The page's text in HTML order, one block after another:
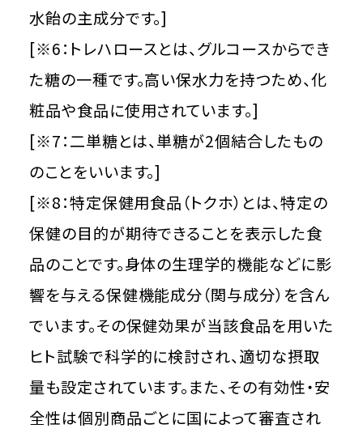
水飴の主成分です。]
[※6：トレハロースとは、グルコースからでき
た糖の一種です。高い保水力を持つため、化
粧品や食品に使用されています。]
[※7：二単糖とは、単糖が2個結合したもの
のことをいいます。]
[※8：特定保健用食品（トクホ）とは、特定の
保健の目的が期待できることを表示した食
品のことです。身体の生理学的機能などに影
響を与える保健機能成分（関与成分）を含ん
でいます。その保健効果が当該食品を用いた
ヒト試験で科学的に検討され、適切な摂取
量も設定されています。また、その有効性・安
全性は個別商品ごとに国によって審査され